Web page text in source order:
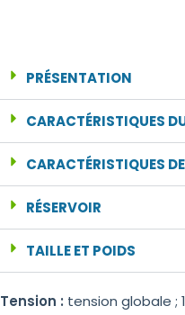
PRÉSENTATION
CARACTÉRISTIQUES
CARACTÉRISTIQUES
RÉSERVOIR
TAILLE ET POIDS
Tension : tension globale ;